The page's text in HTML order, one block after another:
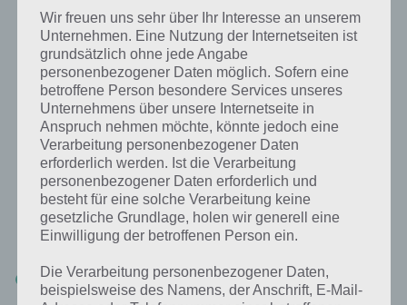
Screenshot der Stadt –
Land – Fluss App Wordr –
(c) Tamsonic
bekommen die volle Punktzahl
für einzigartige und richtige
Eingaben; wenn 2 oder mehrere
Mitspieler die gleichen, richtigen
Begriffe eingegeben haben,
reduziert sich die Punktzahl
entsprechend. Am Ende der 5 Runden gewinnt der Mitspieler mit der
höchsten Punktzahl.
F: Warum sollten Nutzer gerade eure Stadt-Land-Fluss App
herunterladen? Was macht diese besonders?
Es gibt sicherlich viele Stadt-Land-Fluss Apps, jedoch ist WORDR:
Multi-sprachig: WORDR unterstützt zurzeit 4 Sprachen: Die
Spieler in einer Runde können auf Deutsch, Englisch, Französisch
Wir freuen uns sehr über Ihr Interesse an unserem
Unternehmen. Eine Nutzung der Internetseiten ist
grundsätzlich ohne jede Angabe
personenbezogener Daten möglich. Sofern eine
betroffene Person besondere Services unseres
Unternehmens über unsere Internetseite in
Anspruch nehmen möchte, könnte jedoch eine
Verarbeitung personenbezogener Daten
erforderlich werden. Ist die Verarbeitung
personenbezogener Daten erforderlich und
besteht für eine solche Verarbeitung keine
gesetzliche Grundlage, holen wir generell eine
Einwilligung der betroffenen Person ein.
Die Verarbeitung personenbezogener Daten,
beispielsweise des Namens, der Anschrift, E-Mail-